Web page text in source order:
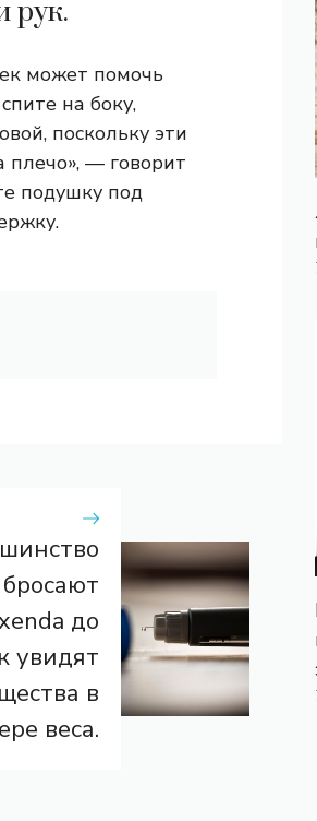
рук.
может помочь
на боку,
поскольку эти
— говорит
подушку под
до
увидят
в
веса.